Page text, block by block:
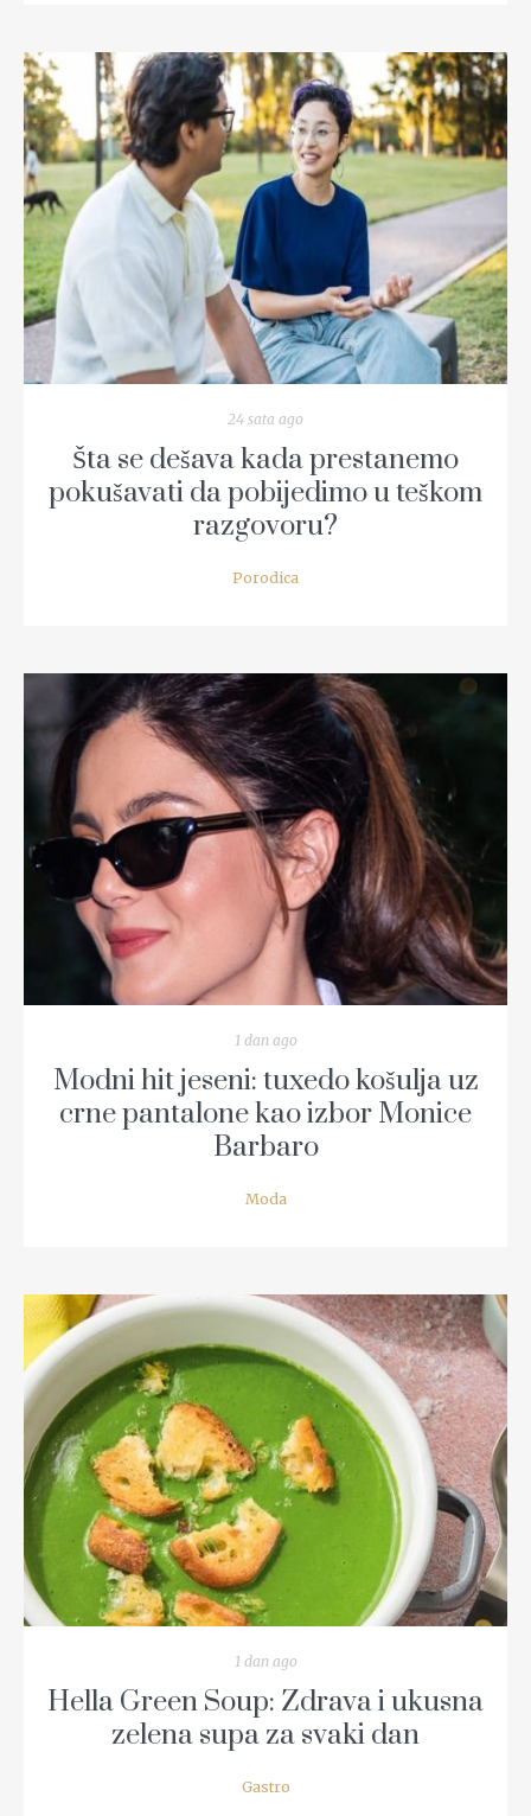
READ MORE
24 sata ago
Šta se dešava kada prestanemo
pokušavati da pobijedimo u teškom
razgovoru?
Porodica
READ MORE
1 dan ago
Modni hit jeseni: tuxedo košulja uz
crne pantalone kao izbor Monice
Barbaro
Moda
READ MORE
1 dan ago
Hella Green Soup: Zdrava i ukusna
zelena supa za svaki dan
Gastro